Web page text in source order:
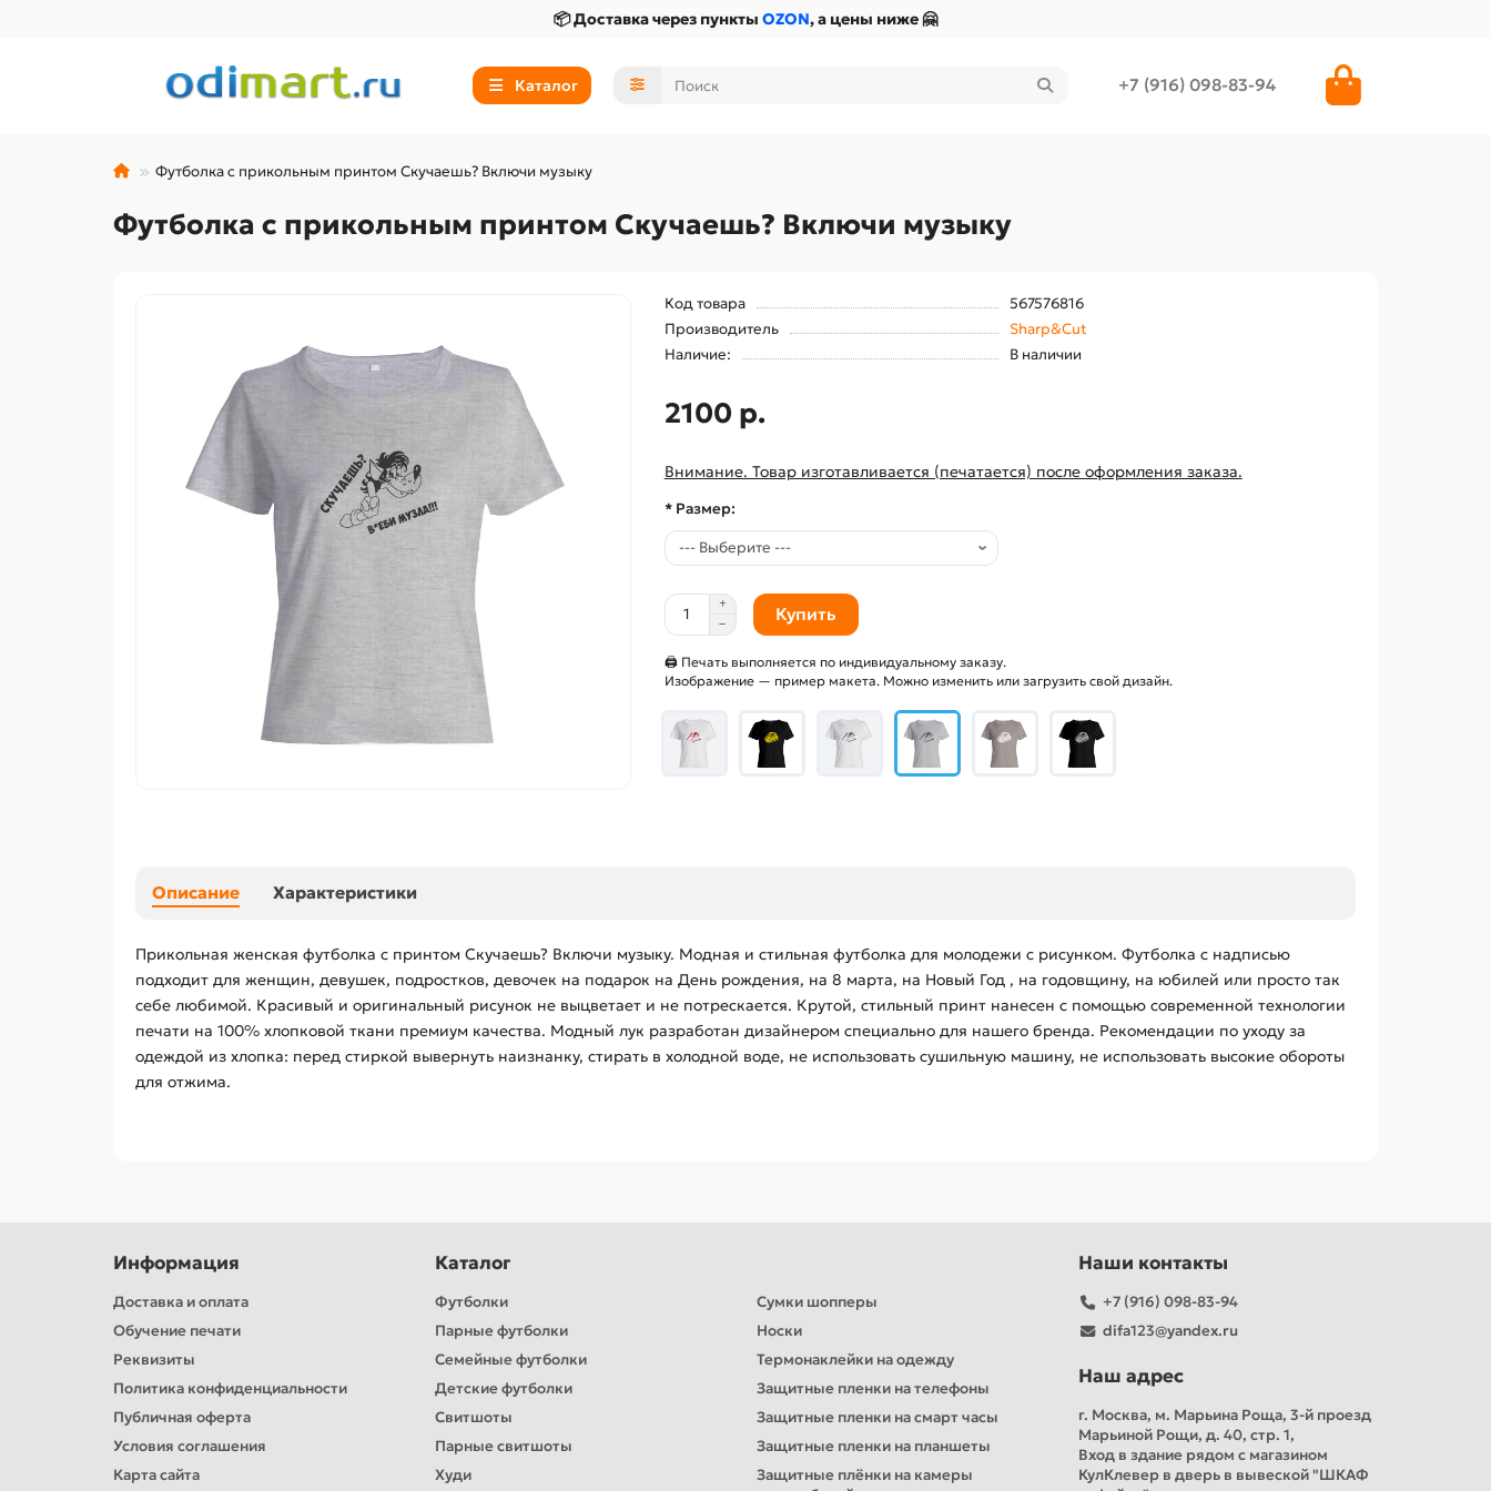
📦 Доставка через пункты OZON, а цены ниже 🤗
Каталог +7 (916) 098-83-94
Футболка с прикольным принтом Скучаешь? Включи музыку
Футболка с прикольным принтом Скучаешь? Включи музыку
Код товара
567576816
Производитель
Sharp&Cut
Наличие:
В наличии
2100 р.
Внимание. Товар изготавливается (печатается) после оформления заказа.
* Размер:
Купить
🖨 Печать выполняется по индивидуальному заказу.
Изображение — пример макета. Можно изменить или загрузить свой дизайн.
Описание Характеристики
Прикольная женская футболка с принтом Скучаешь? Включи музыку. Модная и стильная футболка для молодежи с рисунком. Футболка с надписью
подходит для женщин, девушек, подростков, девочек на подарок на День рождения, на 8 марта, на Новый Год , на годовщину, на юбилей или просто так
себе любимой. Красивый и оригинальный рисунок не выцветает и не потрескается. Крутой, стильный принт нанесен с помощью современной технологии
печати на 100% хлопковой ткани премиум качества. Модный лук разработан дизайнером специально для нашего бренда. Рекомендации по уходу за
одеждой из хлопка: перед стиркой вывернуть наизнанку, стирать в холодной воде, не использовать сушильную машину, не использовать высокие обороты
для отжима.
Информация
Доставка и оплата
Обучение печати
Реквизиты
Политика конфиденциальности
Публичная оферта
Условия соглашения
Карта сайта
Каталог
Футболки
Парные футболки
Семейные футболки
Детские футболки
Свитшоты
Парные свитшоты
Худи
Сумки шопперы
Носки
Термонаклейки на одежду
Защитные пленки на телефоны
Защитные пленки на смарт часы
Защитные пленки на планшеты
Защитные плёнки на камеры
Наши контакты
+7 (916) 098-83-94
difa123@yandex.ru
Наш адрес
г. Москва, м. Марьина Роща, 3-й проезд
Марьиной Рощи, д. 40, стр. 1,
Вход в здание рядом с магазином
КулКлевер в дверь в вывеской "ШКАФ